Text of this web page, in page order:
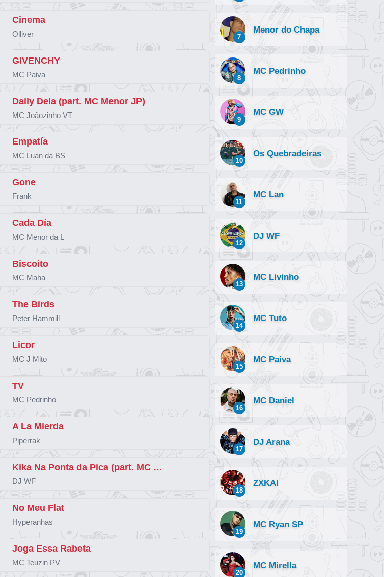
Cinema
Olliver
GIVENCHY
MC Paiva
Daily Dela (part. MC Menor JP)
MC Joãozinho VT
Empatía
MC Luan da BS
Gone
Frank
Cada Día
MC Menor da L
Biscoito
MC Maha
The Birds
Peter Hammill
Licor
MC J Mito
TV
MC Pedrinho
A La Mierda
Piperrak
Kika Na Ponta da Pica (part. MC GW e MC Magrinho)
DJ WF
No Meu Flat
Hyperanhas
Joga Essa Rabeta
MC Teuzin PV
7
Menor do Chapa
8
MC Pedrinho
9
MC GW
10
Os Quebradeiras
11
MC Lan
12
DJ WF
13
MC Livinho
14
MC Tuto
15
MC Paiva
16
MC Daniel
17
DJ Arana
18
ZXKAI
19
MC Ryan SP
20
MC Mirella